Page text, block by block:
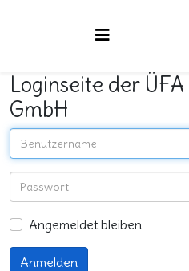
Loginseite der
GmbH
Angemeldet bleiben
Anmelden